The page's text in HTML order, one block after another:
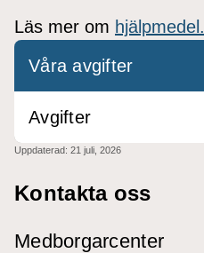
Läs mer om hjälpmedel.
Våra avgifter
Avgifter
Uppdaterad: 21 juli, 2026
Kontakta oss
Medborgarcenter